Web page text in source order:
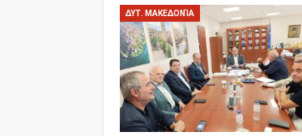
ΔΥΤ. ΜΑΚΕΔΟΝΊΑ